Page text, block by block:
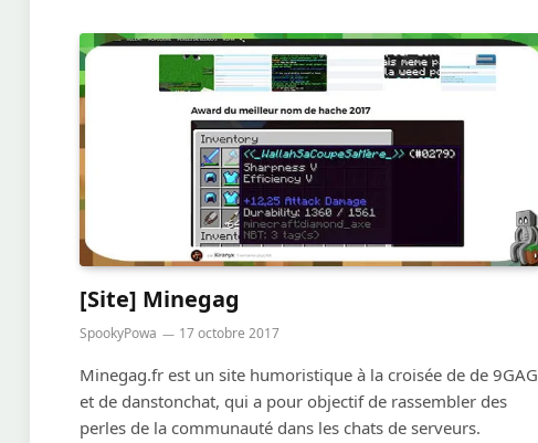
[Site] Minegag
SpookyPowa 17 octobre 2017
Minegag.fr est un site humoristique à la croisée de de 9GAG
et de danstonchat, qui a pour objectif de rassembler des
perles de la communauté dans les chats de serveurs.